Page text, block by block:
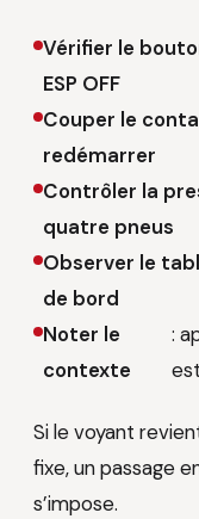
Vérifier le
ESP OFF
Couper le
redémarrer
Contrôler la
quatre pneus
Observer le
de bord
Noter le
contexte
:
Si le voyant
fixe, un passage
s’impose.